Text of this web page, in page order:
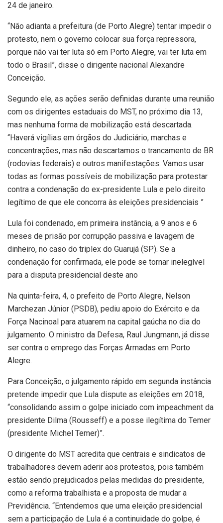
24 de janeiro.
“Não adianta a prefeitura (de Porto Alegre) tentar impedir o
protesto, nem o governo colocar sua força repressora,
porque não vai ter luta só em Porto Alegre, vai ter luta em
todo o Brasil”, disse o dirigente nacional Alexandre
Conceição.
Segundo ele, as ações serão definidas durante uma reunião
com os dirigentes estaduais do MST, no próximo dia 13,
mas nenhuma forma de mobilização está descartada.
“Haverá vigílias em órgãos do Judiciário, marchas e
concentrações, mas não descartamos o trancamento de BR
(rodovias federais) e outros manifestações. Vamos usar
todas as formas possíveis de mobilização para protestar
contra a condenação do ex-presidente Lula e pelo direito
legítimo de que ele concorra às eleições presidenciais ”
Lula foi condenado, em primeira instância, a 9 anos e 6
meses de prisão por corrupção passiva e lavagem de
dinheiro, no caso do triplex do Guarujá (SP). Se a
condenação for confirmada, ele pode se tornar inelegível
para a disputa presidencial deste ano
Na quinta-feira, 4, o prefeito de Porto Alegre, Nelson
Marchezan Júnior (PSDB), pediu apoio do Exército e da
Força Nacinoal para atuarem na capital gaúcha no dia do
julgamento. O ministro da Defesa, Raul Jungmann, já disse
ser contra o emprego das Forças Armadas em Porto
Alegre.
Para Conceição, o julgamento rápido em segunda instância
pretende impedir que Lula dispute as eleições em 2018,
“consolidando assim o golpe iniciado com impeachment da
presidente Dilma (Rousseff) e a posse ilegítima do Temer
(presidente Michel Temer)”.
O dirigente do MST acredita que centrais e sindicatos de
trabalhadores devem aderir aos protestos, pois também
estão sendo prejudicados pelas medidas do presidente,
como a reforma trabalhista e a proposta de mudar a
Previdência. “Entendemos que uma eleição presidencial
sem a participação de Lula é a continuidade do golpe, é